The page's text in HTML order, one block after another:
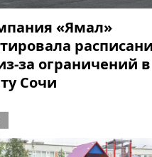
«Ямал»
за ограничений в
Сочи